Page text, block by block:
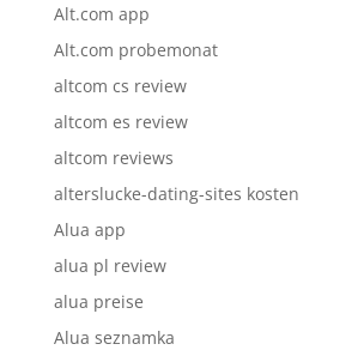
Alt.com app
Alt.com probemonat
altcom cs review
altcom es review
altcom reviews
alterslucke-dating-sites kosten
Alua app
alua pl review
alua preise
Alua seznamka